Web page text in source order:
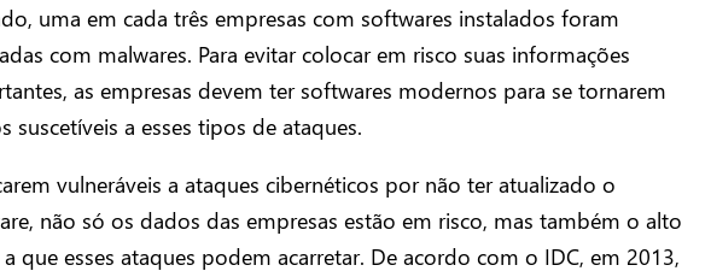
uma em cada três empresas com softwares instalados foram
com malwares. Para evitar colocar em risco suas informações
as empresas devem ter softwares modernos para se tornarem
suscetíveis a esses tipos de ataques.
vulneráveis a ataques cibernéticos por não ter atualizado o
não só os dados das empresas estão em risco, mas também o alto
que esses ataques podem acarretar. De acordo com o IDC, em 2013,